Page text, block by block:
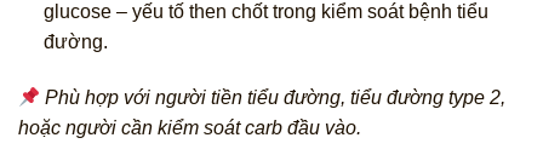
glucose – yếu tố then chốt trong kiểm soát bệnh tiểu
đường.
Phù hợp với người tiền tiểu đường, tiểu đường type 2,
hoặc người cần kiểm soát carb đầu vào.